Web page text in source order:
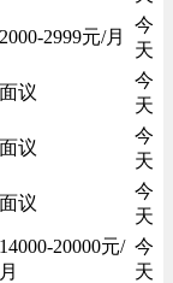
2000-2999元/月
今
天
面议
今
天
面议
今
天
面议
今
天
14000-20000元/
月
今
天